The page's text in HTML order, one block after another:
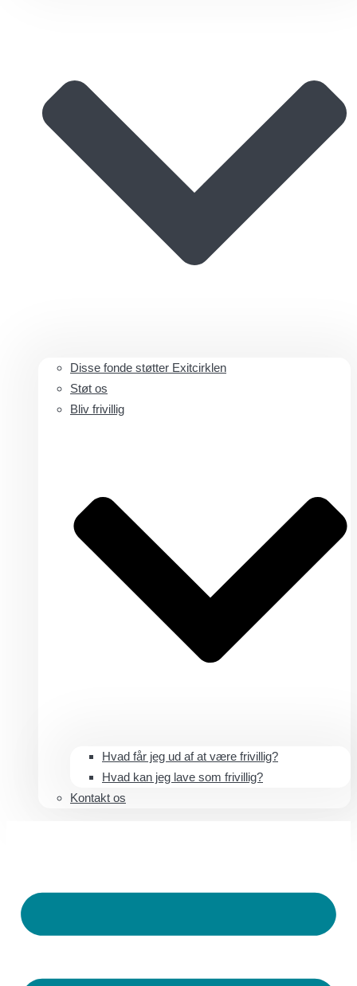
Disse fonde støtter Exitcirklen
Støt os
Bliv frivillig
Hvad får jeg ud af at være frivillig?
Hvad kan jeg lave som frivillig?
Kontakt os